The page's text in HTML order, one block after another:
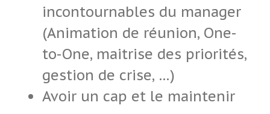
incontournables du manager
(Animation de réunion, One-
to-One, maitrise des priorités,
gestion de crise, …)
Avoir un cap et le maintenir